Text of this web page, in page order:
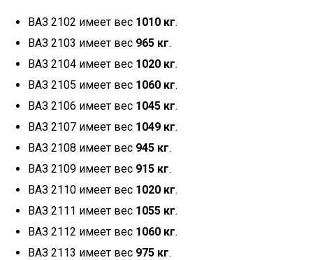
ВАЗ 2102 имеет вес 1010 кг.
ВАЗ 2103 имеет вес 965 кг.
ВАЗ 2104 имеет вес 1020 кг.
ВАЗ 2105 имеет вес 1060 кг.
ВАЗ 2106 имеет вес 1045 кг.
ВАЗ 2107 имеет вес 1049 кг.
ВАЗ 2108 имеет вес 945 кг.
ВАЗ 2109 имеет вес 915 кг.
ВАЗ 2110 имеет вес 1020 кг.
ВАЗ 2111 имеет вес 1055 кг.
ВАЗ 2112 имеет вес 1060 кг.
ВАЗ 2113 имеет вес 975 кг.